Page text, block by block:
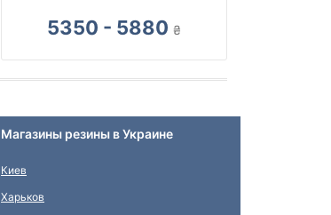
5350 - 5880 ₴
Магазины резины в Украине
Киев
Харьков